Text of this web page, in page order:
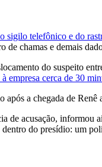
sigilo telefônico e do
de chamas e demais
do suspeito
empresa cerca de 30
a chegada de
de acusação,
do presídio: um